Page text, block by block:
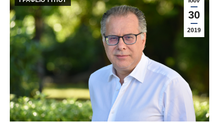
30
2019